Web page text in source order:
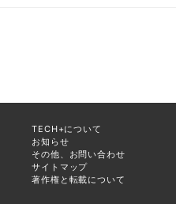
TECH+について
お知らせ
その他、お問い合わせ
サイトマップ
著作権と転載について